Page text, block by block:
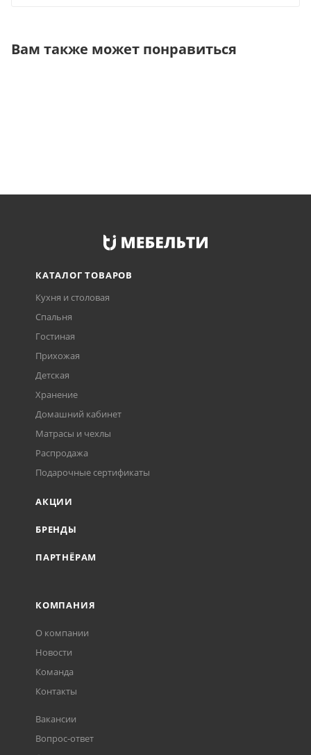
Вам также может понравиться
КАТАЛОГ ТОВАРОВ
Кухня и столовая
Спальня
Гостиная
Прихожая
Детская
Хранение
Домашний кабинет
Матрасы и чехлы
Распродажа
Подарочные сертификаты
АКЦИИ
БРЕНДЫ
ПАРТНЁРАМ
КОМПАНИЯ
О компании
Новости
Команда
Контакты
Вакансии
Вопрос-ответ